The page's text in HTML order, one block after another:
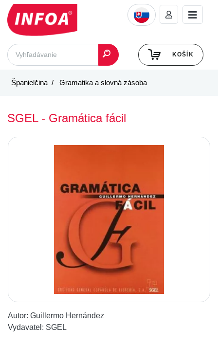
KOŠÍK
Španielčina Gramatika a slovná zásoba
SGEL - Gramática fácil
Autor: Guillermo Hernández
Vydavatel: SGEL